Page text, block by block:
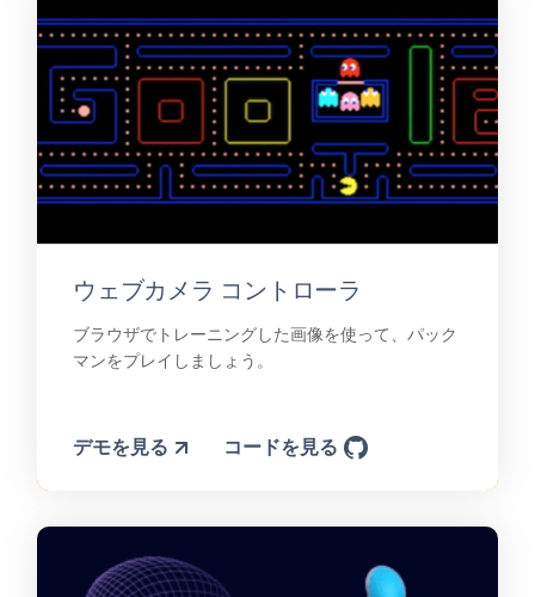
ウェブカメラ コントローラ
ブラウザでトレーニングした画像を使って、パック
マンをプレイしましょう。
デモを見る コードを見る